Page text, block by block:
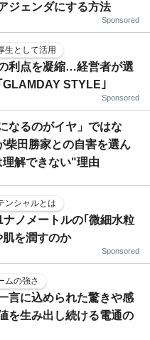
ジェンダにする方法
Sponsored
生として活用
利点を凝縮…経営者が選
GLAMDAY STYLE｣
Sponsored
なるのがイヤ」ではな
柴田勝家との自害を選ん
解できない"理由
ンシャルとは
ノメートルの｢微細水粒
を潤すのか
Sponsored
ムの強さ
言に込められた驚きや感
を生み出し続ける電通の